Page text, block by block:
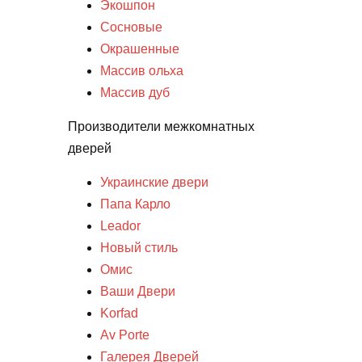
Экошпон
Сосновые
Окрашенные
Массив ольха
Массив дуб
Производители межкомнатных
дверей
Украинские двери
Папа Карло
Leador
Новый стиль
Омис
Ваши Двери
Korfad
Av Porte
Галерея Дверей